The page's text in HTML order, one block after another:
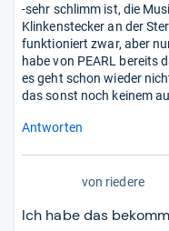
-sehr schlimm ist, die
Klinkenstecker an der
funktioniert zwar, aber
habe von PEARL bereits
es geht schon wieder
das sonst noch keinem
Antworten
von riedere
Ich habe das